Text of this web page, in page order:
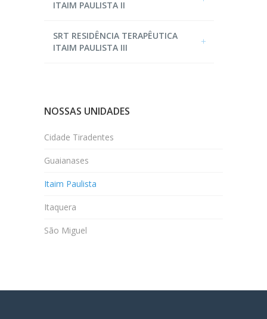
ITAIM PAULISTA II
SRT RESIDÊNCIA TERAPÊUTICA
ITAIM PAULISTA III
NOSSAS UNIDADES
Cidade Tiradentes
Guaianases
Itaim Paulista
Itaquera
São Miguel